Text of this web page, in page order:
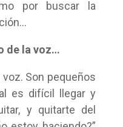
por buscar la
de la voz…
Son pequeños
es difícil llegar y
y quitarte del